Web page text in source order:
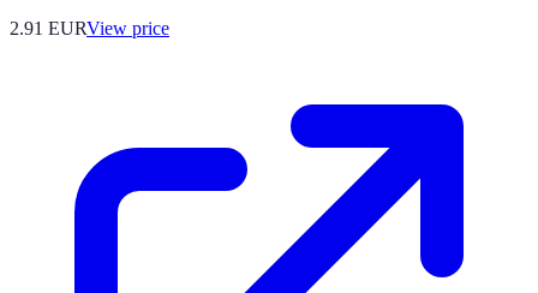
2.91 EURView price